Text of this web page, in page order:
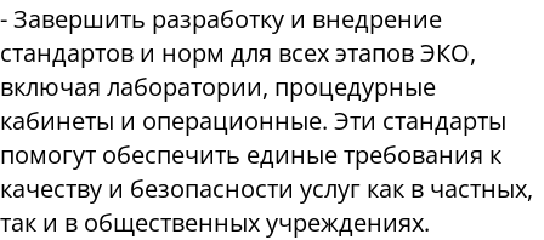
- Завершить разработку и внедрение
стандартов и норм для всех этапов ЭКО,
включая лаборатории, процедурные
кабинеты и операционные. Эти стандарты
помогут обеспечить единые требования к
качеству и безопасности услуг как в частных,
так и в общественных учреждениях.